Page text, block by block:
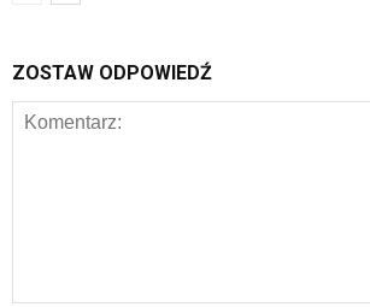
ZOSTAW ODPOWIEDŹ